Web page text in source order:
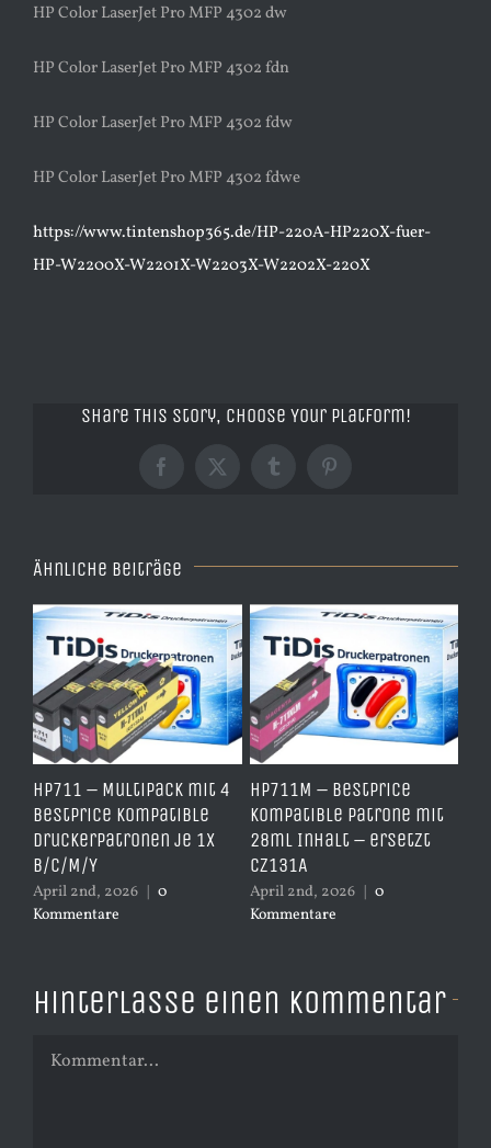
HP Color LaserJet Pro MFP 4302 dw
HP Color LaserJet Pro MFP 4302 fdn
HP Color LaserJet Pro MFP 4302 fdw
HP Color LaserJet Pro MFP 4302 fdwe
https://www.tintenshop365.de/HP-220A-HP220X-fuer-
HP-W2200X-W2201X-W2203X-W2202X-220X
Share This Story, Choose Your Platform!
Facebook
X TumblrPinterest
Ähnliche Beiträge
HP711 – Multipack mit 4
BestPrice kompatible
Druckerpatronen je 1x
B/C/M/Y
April 2nd, 2026
0
Kommentare
HP711M – BestPrice
kompatible Patrone mit
28ml Inhalt – ersetzt
CZ131A
April 2nd, 2026
0
Kommentare
Hinterlasse einen Kommentar
Kommentar